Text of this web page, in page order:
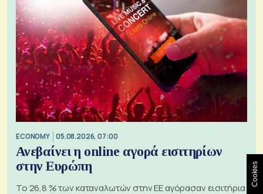
ECONOMY 05.08.2026, 07:00
Ανεβαίνει η online αγορά εισιτηρίων
στην Ευρώπη
Το 26,8 % των καταναλωτών στην ΕΕ αγόρασαν εισιτήρια
Cookies